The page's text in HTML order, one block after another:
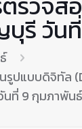
บุรี วั
นรูปแบบดิจิ
นที่ 9 กุมภาพัน